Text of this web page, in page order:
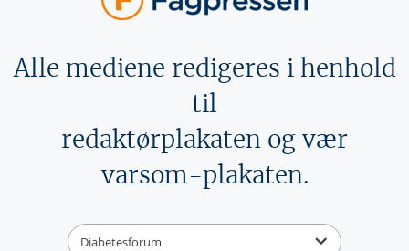
Alle mediene redigeres i henhold
til
redaktørplakaten og vær
varsom-plakaten.
Diabetesforum